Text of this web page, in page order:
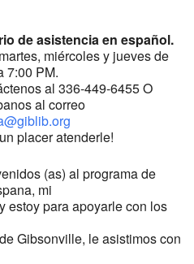
de asistencia en español.
miércoles y jueves de
7:00 PM.
al 336-449-6455 O
al correo
placer atenderle!
(as) al programa de
mi
estoy para apoyarle con los
Gibsonville, le asistimos con